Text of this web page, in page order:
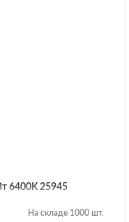
6400K 25945
На складе 1000 шт.